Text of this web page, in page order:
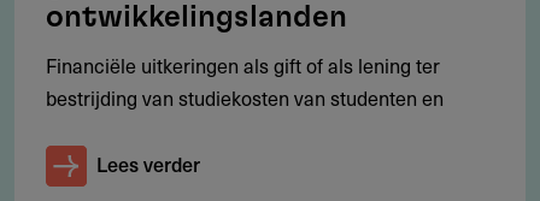
ontwikkelingslanden
Financiële uitkeringen als gift of als lening ter
bestrijding van studiekosten van studenten en
Lees verder